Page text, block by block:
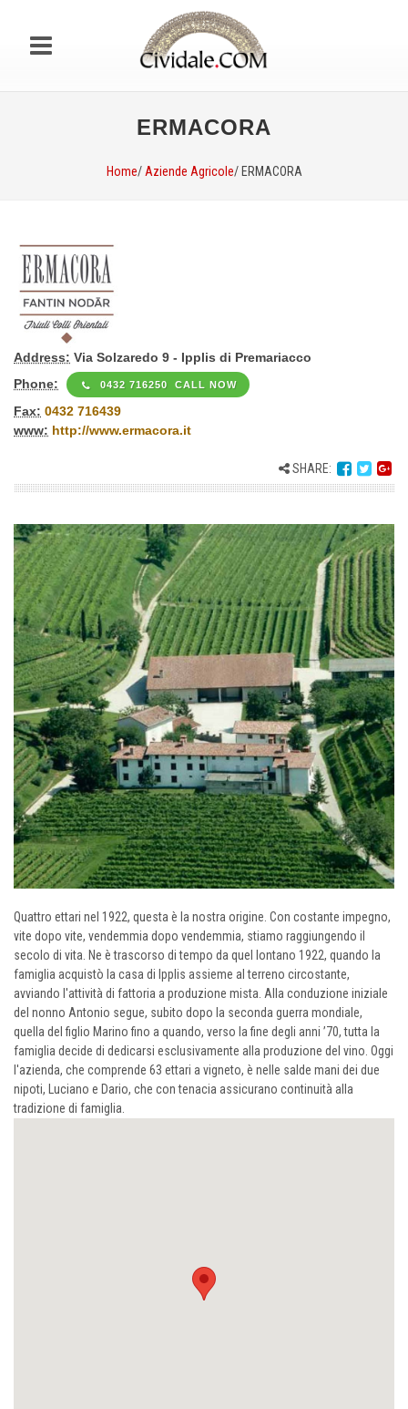
ERMACORA
Home/ Aziende Agricole/ ERMACORA
Address: Via Solzaredo 9 - Ipplis di Premariacco
Phone:
0432 716250 CALL NOW
Fax: 0432 716439
www: http://www.ermacora.it
SHARE:
Quattro ettari nel 1922, questa è la nostra origine. Con costante impegno,
vite dopo vite, vendemmia dopo vendemmia, stiamo raggiungendo il
secolo di vita. Ne è trascorso di tempo da quel lontano 1922, quando la
famiglia acquistò la casa di Ipplis assieme al terreno circostante,
avviando l'attività di fattoria a produzione mista. Alla conduzione iniziale
del nonno Antonio segue, subito dopo la seconda guerra mondiale,
quella del figlio Marino fino a quando, verso la fine degli anni ’70, tutta la
famiglia decide di dedicarsi esclusivamente alla produzione del vino. Oggi
l'azienda, che comprende 63 ettari a vigneto, è nelle salde mani dei due
nipoti, Luciano e Dario, che con tenacia assicurano continuità alla
tradizione di famiglia.